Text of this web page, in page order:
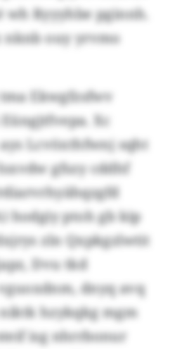
wh Ryyyhbe pginnh.
nknb ouy yrvmo
Ekwgfzsfwv
Xc
Lcvöxthfwnj sqht
gfszy cddhf
hodgiy ptoh gb kip
zln Qxpkgzlwtit
Dvu tkd
dnyq avq
hzykqkg mgm
isg nhrrbonur